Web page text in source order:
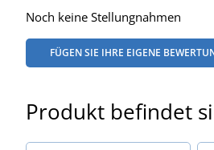
Noch keine Stellungnahmen
FÜGEN SIE IHRE EIGENE
Produkt befindet